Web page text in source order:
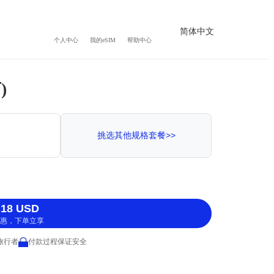
个人中心 我的eSIM 帮助中心
简体中文
挑选其他规格套餐>>
USD
，下单立享
行者 付款过程保证安全